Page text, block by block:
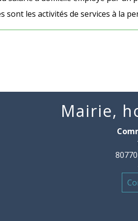
sont les activités de services à la
Mairie,